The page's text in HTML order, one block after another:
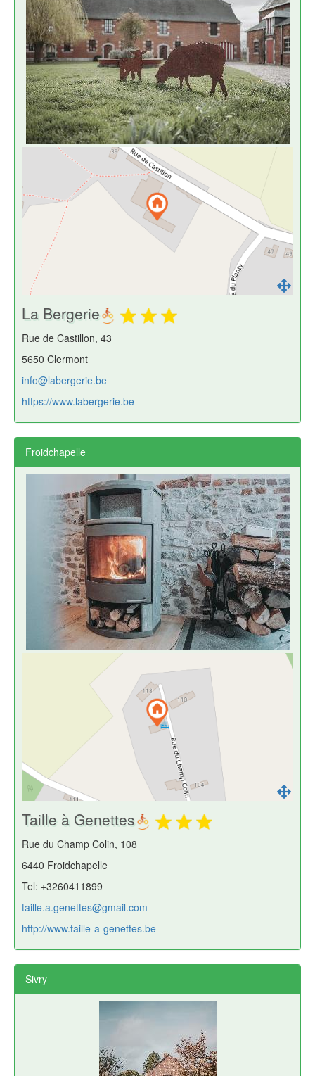
La Bergerie
Rue de Castillon, 43
5650 Clermont
info@labergerie.be
https://www.labergerie.be
Froidchapelle
Taille à Genettes
Rue du Champ Colin, 108
6440 Froidchapelle
Tel: +3260411899
taille.a.genettes@gmail.com
http://www.taille-a-genettes.be
Sivry